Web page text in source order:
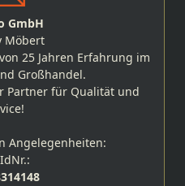
GmbH
Möbert
25 Jahren Erfahrung im
Großhandel.
Partner für Qualität und
Angelegenheiten: